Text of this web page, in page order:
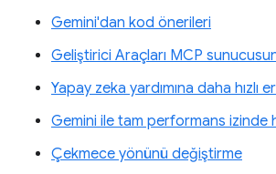
Gemini'dan kod önerileri
Geliştirici Araçları MCP
Yapay zeka yardımına daha hızlı
Gemini ile tam performans izinde
Çekmece yönünü değiştirme